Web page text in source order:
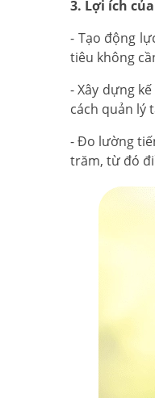
3. Lợi ích
- Tạo động
tiêu không
- Xây dựng
cách quản lý
- Đo lường
trăm, từ đó